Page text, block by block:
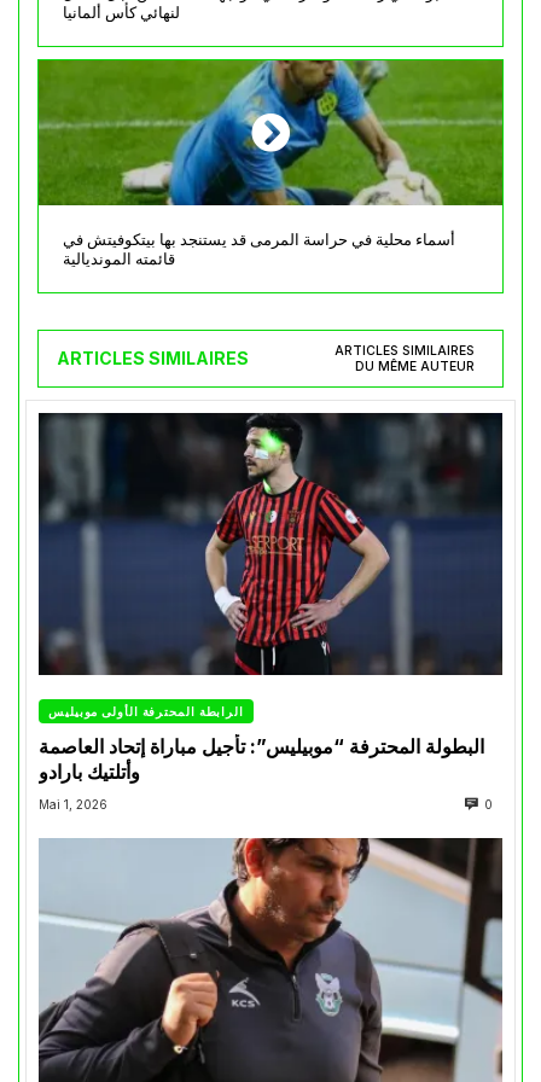
لنهائي كأس ألمانيا
أسماء محلية في حراسة المرمى قد يستنجد بها بيتكوفيتش في
قائمته المونديالية
ARTICLES SIMILAIRES
ARTICLES SIMILAIRES
DU MÊME AUTEUR
الرابطة المحترفة الأولى موبيليس
البطولة المحترفة “موبيليس”: تأجيل مباراة إتحاد العاصمة
وأتلتيك بارادو
Mai 1, 2026 0